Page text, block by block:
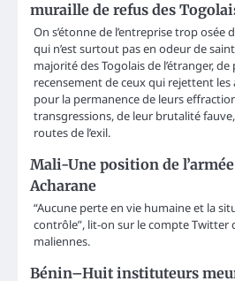
muraille de refus des
On s’étonne de l’entreprise trop osée
qui n’est surtout pas en odeur de
majorité des Togolais de l’étranger,
recensement de ceux qui rejettent
pour la permanence de leurs
transgressions, de leur brutalité
routes de l’exil.
Mali-Une position de
Acharane
“Aucune perte en vie humaine et la
contrôle”, lit-on sur le compte Twitter
maliennes.
Bénin–Huit instituteurs